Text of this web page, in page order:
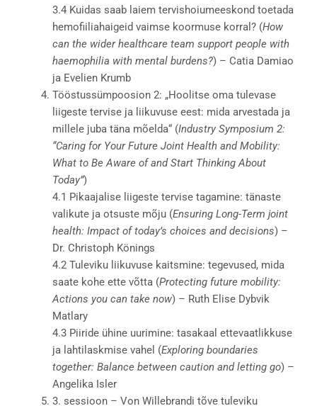
3.4 Kuidas saab laiem tervishoiumeeskond toetada
hemofiiliahaigeid vaimse koormuse korral? (How
can the wider healthcare team support people with
haemophilia with mental burdens?) – Catia Damiao
ja Evelien Krumb
Tööstussümpoosion 2: „Hoolitse oma tulevase
liigeste tervise ja liikuvuse eest: mida arvestada ja
millele juba täna mõelda“ (Industry Symposium 2:
“Caring for Your Future Joint Health and Mobility:
What to Be Aware of and Start Thinking About
Today”)
4.1 Pikaajalise liigeste tervise tagamine: tänaste
valikute ja otsuste mõju (Ensuring Long-Term joint
health: Impact of today’s choices and decisions) –
Dr. Christoph Könings
4.2 Tuleviku liikuvuse kaitsmine: tegevused, mida
saate kohe ette võtta (Protecting future mobility:
Actions you can take now) – Ruth Elise Dybvik
Matlary
4.3 Piiride ühine uurimine: tasakaal ettevaatlikkuse
ja lahtilaskmise vahel (Exploring boundaries
together: Balance between caution and letting go) –
Angelika Isler
3. sessioon – Von Willebrandi tõve tuleviku